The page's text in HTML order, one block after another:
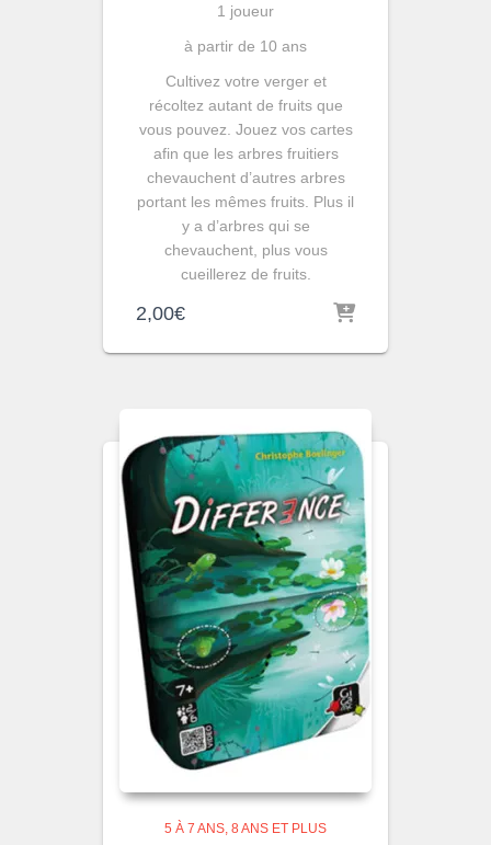
1 joueur
à partir de 10 ans
Cultivez votre verger et
récoltez autant de fruits que
vous pouvez. Jouez vos cartes
afin que les arbres fruitiers
chevauchent d’autres arbres
portant les mêmes fruits. Plus il
y a d’arbres qui se
chevauchent, plus vous
cueillerez de fruits.
2,00€
5 À 7 ANS 8 ANS ET PLUS